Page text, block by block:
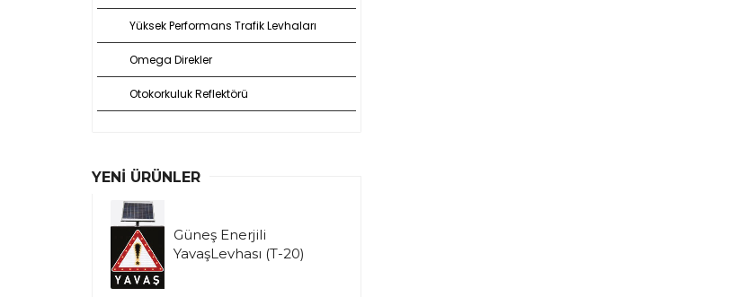
Yüksek Performans Trafik Levhaları
Omega Direkler
Otokorkuluk Reflektörü
YENI ÜRÜNLER
Güneş Enerjili
YavaşLevhası (T-20)